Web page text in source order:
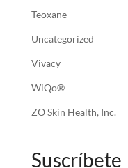
Teoxane
Uncategorized
Vivacy
WiQo®
ZO Skin Health, Inc.
Suscríbete